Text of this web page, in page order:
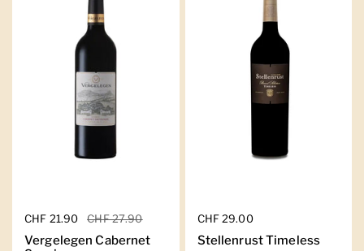
Regulärer Preis
CHF 21.90 Sale-Preis
CHF 27.90
Vergelegen Cabernet
Regulärer Preis
CHF 29.00
Stellenrust Timeless